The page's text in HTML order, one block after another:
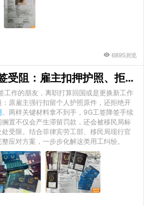
6895浏览
菲律宾 9G 降签受阻：雇主扣押护照、拒开离职
工作的朋友，离职打算回国或是更换新工作
原雇主强行扣留个人护照原件，还拒绝开
。两样关键材料拿不到手，9G工签降签手续
置不仅会产生滞留罚款，还会被移民局标
受限。结合菲律宾劳工部、移民局现行官
应对方案，一步步化解这类用工纠纷。